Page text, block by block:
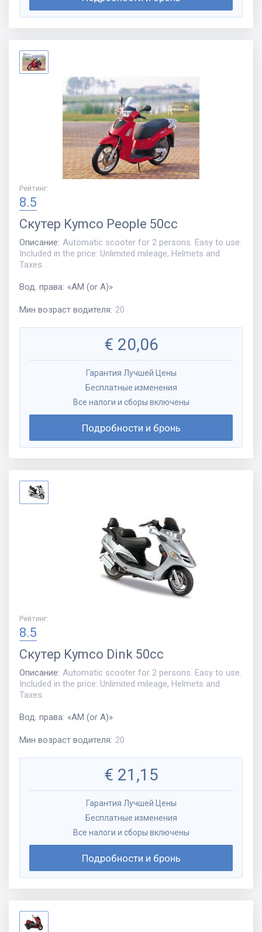
Рейтинг:
8.5
Скутер Kymco People 50cc
Описание: Automatic scooter for 2 persons. Easy to use.
Included in the price: Unlimited mileage, Helmets and
Taxes.
Вод. права: «AM (or A)»
Мин возраст водителя: 20
€ 20,06
Гарантия Лучшей Цены
Бесплатные изменения
Все налоги и сборы включены
Подробности и бронь
Рейтинг:
8.5
Скутер Kymco Dink 50cc
Описание: Automatic scooter for 2 persons. Easy to use.
Included in the price: Unlimited mileage, Helmets and
Taxes.
Вод. права: «AM (or A)»
Мин возраст водителя: 20
€ 21,15
Гарантия Лучшей Цены
Бесплатные изменения
Все налоги и сборы включены
Подробности и бронь